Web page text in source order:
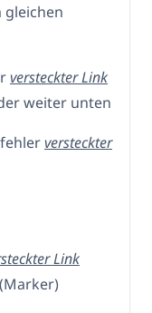
versteckter Link
weiter unten
versteckter
Link